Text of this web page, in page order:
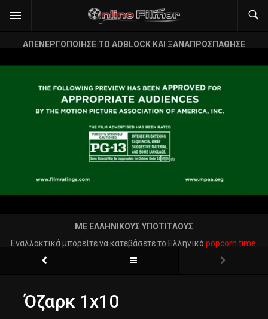
ΑΠΕΝΕΡΓΟΠΟΙΗΣΕ ΤΟ ADBLOCK ΚΑΙ ΞΑΝΑΠΡΟΣΠΑΘΗΣΕ
ΜΕ ΕΛΛΗΝΙΚΟΥΣ ΥΠΟΤΙΤΛΟΥΣ
Εναλλακτικά μπορείτε να κατεβάσετε το Ελληνικό popcorn time.
Όζαρκ 1x10